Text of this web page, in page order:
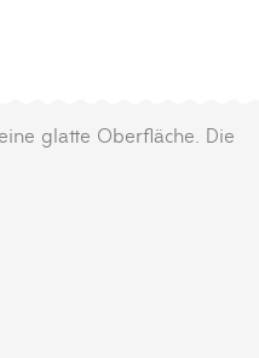
glatte Oberfläche. Die